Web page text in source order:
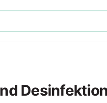
Desinfektion